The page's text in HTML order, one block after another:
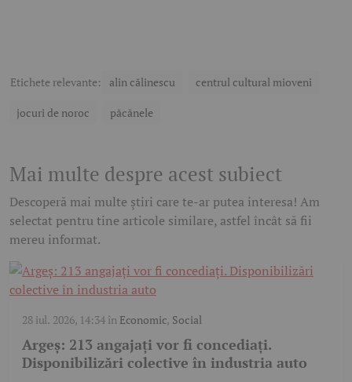
Etichete relevante: alin călinescu centrul cultural mioveni
jocuri de noroc păcănele
Mai multe despre acest subiect
Descoperă mai multe știri care te-ar putea interesa! Am
selectat pentru tine articole similare, astfel încât să fii
mereu informat.
28 iul. 2026, 14:34în Economic, Social
Argeș: 213 angajați vor fi concediați.
Disponibilizări colective în industria auto